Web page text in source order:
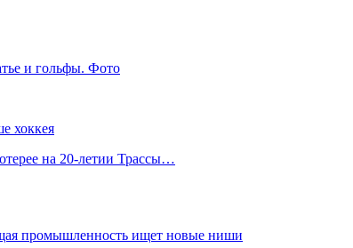
и гольфы. Фото
хоккея
на 20-летии Трассы…
промышленность ищет новые ниши